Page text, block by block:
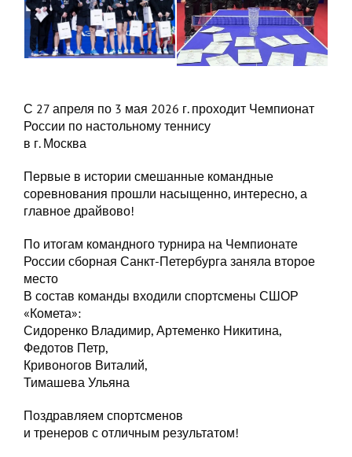
С 27 апреля по 3 мая 2026 г. проходит Чемпионат
России по настольному теннису
в г. Москва
Первые в истории смешанные командные
соревнования прошли насыщенно, интересно, а
главное драйвово!
По итогам командного турнира на Чемпионате
России сборная Санкт-Петербурга заняла второе
место
В состав команды входили спортсмены СШОР
«Комета»:
Сидоренко Владимир, Артеменко Никитина,
Федотов Петр,
Кривоногов Виталий,
Тимашева Ульяна
Поздравляем спортсменов
и тренеров с отличным результатом!